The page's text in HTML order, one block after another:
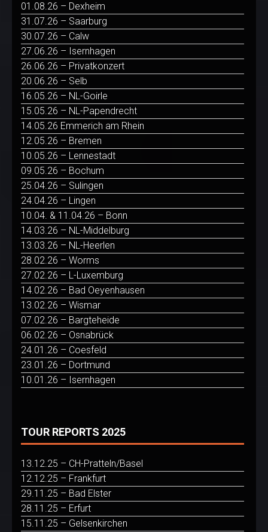
01.08.26 – Dexheim
31.07.26 – Saarburg
30.07.26 – Calw
27.06.26 – Isernhagen
26.06.26 – Privatkonzert
20.06.26 – Selb
16.05.26 – NL-Goirle
15.05.26 – NL-Papendrecht
14.05.26 Emmerich am Rhein
12.05.26 – Bremen
10.05.26 – Lennestadt
09.05.26 – Bochum
25.04.26 – Sulingen
24.04.26 – Lingen
10.04. & 11.04.26 – Bonn
14.03.26 – NL-Middelburg
13.03.26 – NL-Heerlen
28.02.26 – Worms
27.02.26 – L-Luxemburg
14.02.26 – Bad Oeyenhausen
13.02.26 – Wismar
07.02.26 – Bargteheide
06.02.26 – Osnabrück
24.01.26 – Coesfeld
23.01.26 – Dortmund
10.01.26 – Isernhagen
TOUR REPORTS 2025
13.12.25 – CH-Pratteln/Basel
12.12.25 – Frankfurt
29.11.25 – Bad Elster
28.11.25 – Erfurt
15.11.25 – Gelsenkirchen